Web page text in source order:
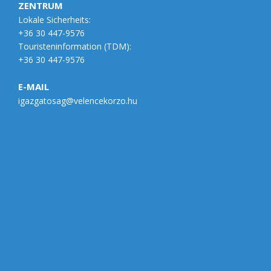
ZENTRUM
Lokale Sicherheits:
+36 30 447-9576
Touristeninformation (TDM):
+36 30 447-9576
E-MAIL
igazgatosag@velencekorzo.hu